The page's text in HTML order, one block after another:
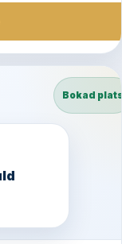
Bokad